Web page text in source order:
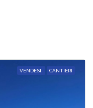
VENDESI CANTIERI